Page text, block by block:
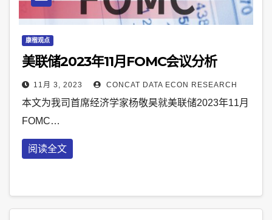
康楷观点
美联储2023年11月FOMC会议分析
11月 3, 2023 CONCAT DATA ECON RESEARCH
本文为我司首席经济学家杨敬昊就美联储2023年11月
FOMC…
阅读全文